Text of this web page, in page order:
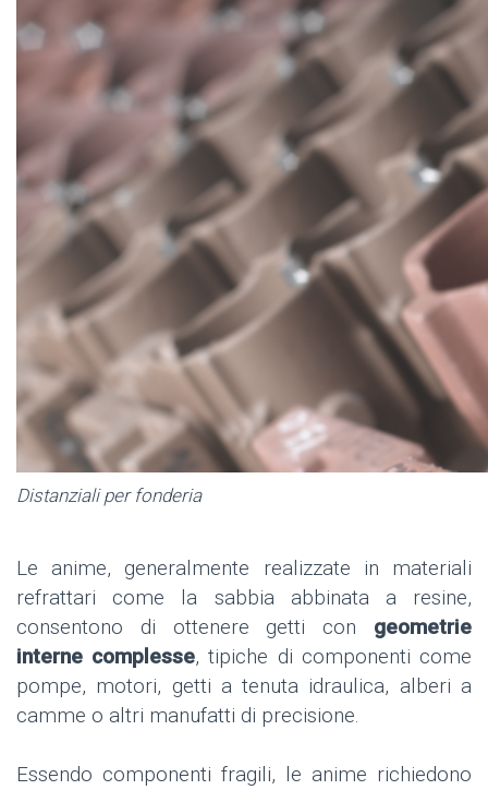
Distanziali per fonderia
Le anime, generalmente realizzate in materiali
refrattari come la sabbia abbinata a resine,
consentono di ottenere getti con geometrie
interne complesse, tipiche di componenti come
pompe, motori, getti a tenuta idraulica, alberi a
camme o altri manufatti di precisione.
Essendo componenti fragili, le anime richiedono